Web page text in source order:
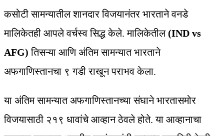
कसोटी सामन्यातील शानदार विजयानंतर भारताने वनडे
मालिकेतही आपले वर्चस्व सिद्ध केले. मालिकेतील(IND vs
AFG)तिसऱ्या आणि अंतिम सामन्यात भारताने
अफगाणिस्तानचा ९ गडी राखून पराभव केला.
या अंतिम सामन्यात अफगाणिस्तानच्या संघाने भारतासमोर
विजयासाठी २१९ धावांचे आव्हान ठेवले होते. या आव्हानाचा